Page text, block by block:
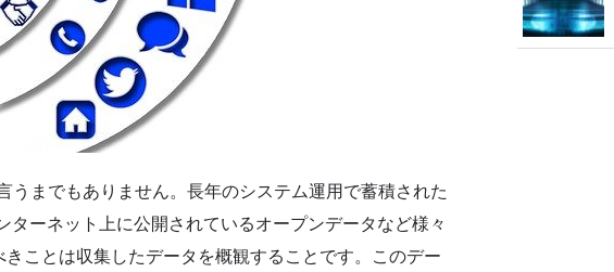
うまでもありません。長年のシステム運用で蓄積された
ーネット上に公開されているオープンデータなど様々
ことは収集したデータを概観することです。このデー